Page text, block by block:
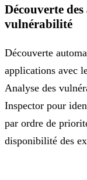
Découverte
vulnérabilité
Découverte
applications avec
Analyse des
Inspector pour
par ordre de
disponibilité des